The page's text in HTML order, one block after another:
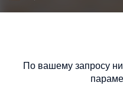
По вашему запросу